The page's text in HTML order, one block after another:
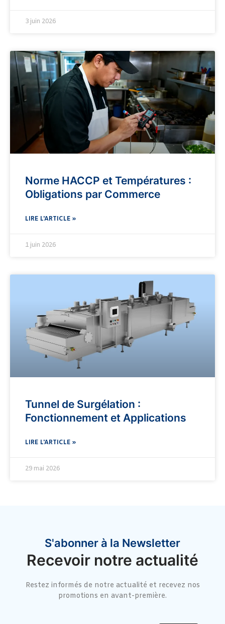
3 juin 2026
Norme HACCP et Températures :
Obligations par Commerce
LIRE L'ARTICLE »
1 juin 2026
Tunnel de Surgélation :
Fonctionnement et Applications
LIRE L'ARTICLE »
29 mai 2026
S'abonner à la Newsletter
Recevoir notre actualité
Restez informés de notre actualité et recevez nos
promotions en avant-première.